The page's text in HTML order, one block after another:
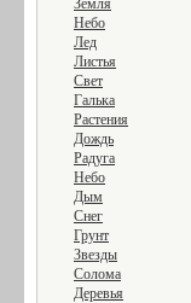
Земля
Небо
Лед
Листья
Свет
Галька
Растения
Дождь
Радуга
Небо
Дым
Снег
Грунт
Звезды
Солома
Деревья